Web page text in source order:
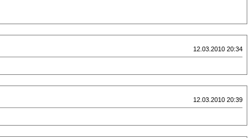
12.03.2010 20:34
12.03.2010 20:39